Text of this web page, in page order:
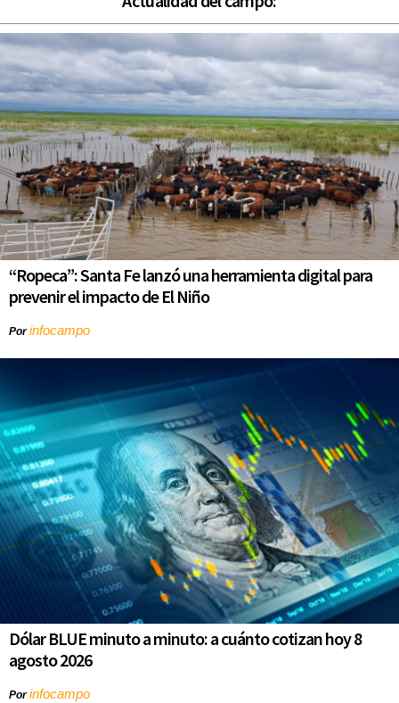
“Ropeca”: Santa Fe lanzó una herramienta digital para
prevenir el impacto de El Niño
Porinfocampo
Dólar BLUE minuto a minuto: a cuánto cotizan hoy 8
agosto 2026
Porinfocampo